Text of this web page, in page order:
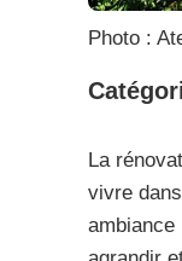
Photo :
La
vivre
ambiance